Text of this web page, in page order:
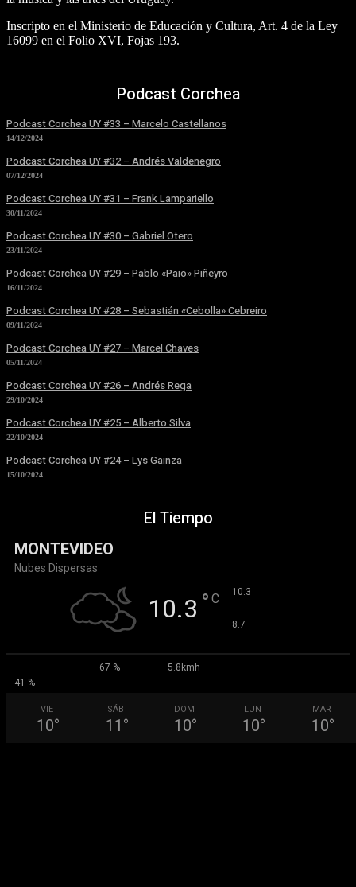
Inscripto en el Ministerio de Educación y Cultura, Art. 4 de la Ley
16099 en el Folio XVI, Fojas 193.
Podcast Corchea
Podcast Corchea UY #33 – Marcelo Castellanos
14/12/2024
Podcast Corchea UY #32 – Andrés Valdenegro
07/12/2024
Podcast Corchea UY #31 – Frank Lampariello
30/11/2024
Podcast Corchea UY #30 – Gabriel Otero
23/11/2024
Podcast Corchea UY #29 – Pablo «Paio» Piñeyro
16/11/2024
Podcast Corchea UY #28 – Sebastián «Cebolla» Cebreiro
09/11/2024
Podcast Corchea UY #27 – Marcel Chaves
05/11/2024
Podcast Corchea UY #26 – Andrés Rega
29/10/2024
Podcast Corchea UY #25 – Alberto Silva
22/10/2024
Podcast Corchea UY #24 – Lys Gainza
15/10/2024
El Tiempo
MONTEVIDEO
Nubes Dispersas
10.3 ° C 10.3
8.7
67 %
5.8kmh
41 %
VIE
10°
SÁB
11 °
DOM
10°
LUN
10°
MAR
10°